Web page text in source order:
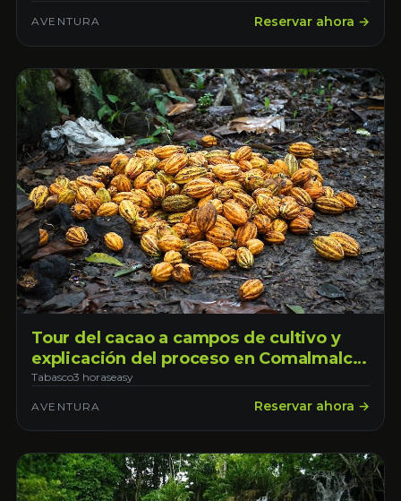
AVENTURA Reservar ahora →
Tour del cacao a campos de cultivo y
explicación del proceso en Comalmalco
Tabasco, saliendo desde la ciudad de
Villahermosa
Tabasco3 horaseasy
AVENTURA Reservar ahora →